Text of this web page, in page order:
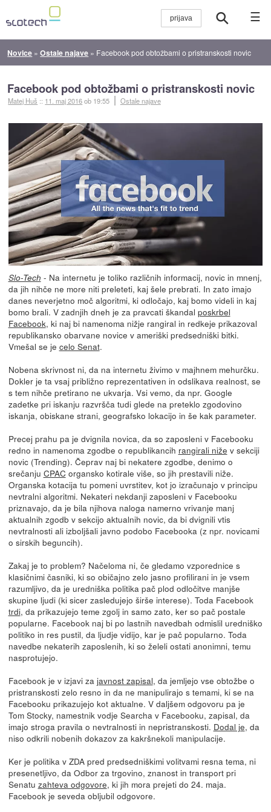
☰
Novice »Ostale najave » Facebook pod obtožbami o pristranskosti novic
Facebook pod obtožbami o pristranskosti novic
Matej Huš :: 11. maj 2016ob 19:55 Ostale najave
Slo-Tech - Na internetu je toliko različnih informacij, novic in mnenj,
da jih nihče ne more niti preleteti, kaj šele prebrati. In zato imajo
danes neverjetno moč algoritmi, ki odločajo, kaj bomo videli in kaj
bomo brali. V zadnjih dneh je za pravcati škandal poskrbel
Facebook, ki naj bi namenoma nižje rangiral in redkeje prikazoval
republikansko obarvane novice v ameriški predsedniški bitki.
Vmešal se je celo Senat.
Nobena skrivnost ni, da na internetu živimo v majhnem mehurčku.
Dokler je ta vsaj približno reprezentativen in odslikava realnost, se
s tem nihče pretirano ne ukvarja. Vsi vemo, da npr. Google
zadetke pri iskanju razvršča tudi glede na preteklo zgodovino
iskanja, obiskane strani, geografsko lokacijo in še kak parameter.
Precej prahu pa je dvignila novica, da so zaposleni v Facebooku
redno in namenoma zgodbe o republikancih rangirali niže v sekciji
novic (Trending). Čeprav naj bi nekatere zgodbe, denimo o
srečanju CPAC organsko kotirale više, so jih prestavili niže.
Organska kotacija tu pomeni uvrstitev, kot jo izračunajo v principu
nevtralni algoritmi. Nekateri nekdanji zaposleni v Facebooku
priznavajo, da je bila njihova naloga namerno vrivanje manj
aktualnih zgodb v sekcijo aktualnih novic, da bi dvignili vtis
nevtralnosti ali izboljšali javno podobo Facebooka (z npr. novicami
o sirskih beguncih).
Zakaj je to problem? Načeloma ni, če gledamo vzporednice s
klasičnimi časniki, ki so običajno zelo jasno profilirani in je vsem
razumljivo, da je uredniška politika pač plod odločitve manjše
skupine ljudi (ki sicer zasledujejo širše interese). Toda Facebook
trdi, da prikazujejo teme zgolj in samo zato, ker so pač postale
popularne. Facebook naj bi po lastnih navedbah odmislil uredniško
politiko in res pustil, da ljudje vidijo, kar je pač popularno. Toda
navedbe nekaterih zaposlenih, ki so želeli ostati anonimni, temu
nasprotujejo.
Facebook je v izjavi za javnost zapisal, da jemljejo vse obtožbe o
pristranskosti zelo resno in da ne manipulirajo s temami, ki se na
Facebooku prikazujejo kot aktualne. V daljšem odgovoru pa je
Tom Stocky, namestnik vodje Searcha v Facebooku, zapisal, da
imajo stroga pravila o nevtralnosti in nepristranskosti. Dodal je, da
niso odkrili nobenih dokazov za kakršnekoli manipulacije.
Ker je politika v ZDA pred predsedniškimi volitvami resna tema, ni
presenetljivo, da Odbor za trgovino, znanost in transport pri
Senatu zahteva odgovore, ki jih mora prejeti do 24. maja.
Facebook je seveda obljubil odgovore.